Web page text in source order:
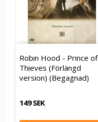
Robin Hood - Prince of
Thieves (Förlängd
version) (Begagnad)
149 SEK